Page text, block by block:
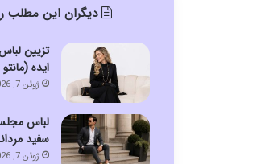
دیگران این مطلب
ایده
ژوئن 7, 2026
لباس
سفید مردانه: 14 ایده
ژوئن 7, 2026